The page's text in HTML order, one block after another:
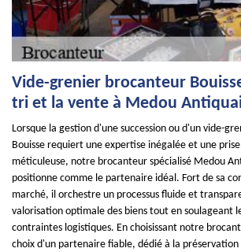
Vide-grenier brocanteur
tri et la vente à Medou
Lorsque la gestion d'une succession ou d'un vide-
Bouisse requiert une expertise inégalée et une
méticuleuse, notre brocanteur spécialisé Medou
positionne comme le partenaire idéal. Fort de sa
marché, il orchestre un processus fluide et
valorisation optimale des biens tout en soulageant
contraintes logistiques. En choisissant notre
choix d'un partenaire fiable, dédié à la